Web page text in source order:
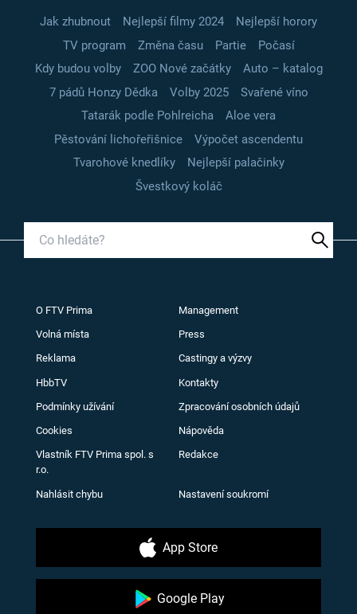
Jak zhubnout Nejlepší filmy 2024
Nejlepší horory
TV program
Změna času Partie
Počasí
Kdy budou volby
ZOO Nové začátky
Auto – katalog
7 pádů Honzy Dědka
Volby 2025
Svařené víno
Tatarák podle Pohlreicha
Aloe vera
Pěstování lichořeřišnice
Výpočet ascendentu
Tvarohové knedlíky
Nejlepší palačinky
Švestkový koláč
O FTV Prima Management
Volná místa Press
Reklama Castingy a výzvy
HbbTV Kontakty
Podmínky užívání Zpracování osobních údajů
Cookies Nápověda
Vlastník FTV Prima spol. s
r.o.
Redakce
Nahlásit chybu Nastavení soukromí
App Store
Google Play